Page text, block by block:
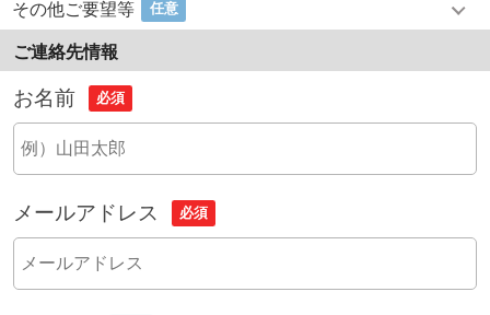
その他ご要望等 任意
ご連絡先情報
お名前 必須
メールアドレス 必須